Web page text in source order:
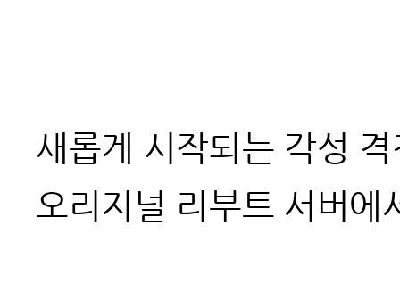
새롭게 시작되는 각성
오리지널 리부트 서버에